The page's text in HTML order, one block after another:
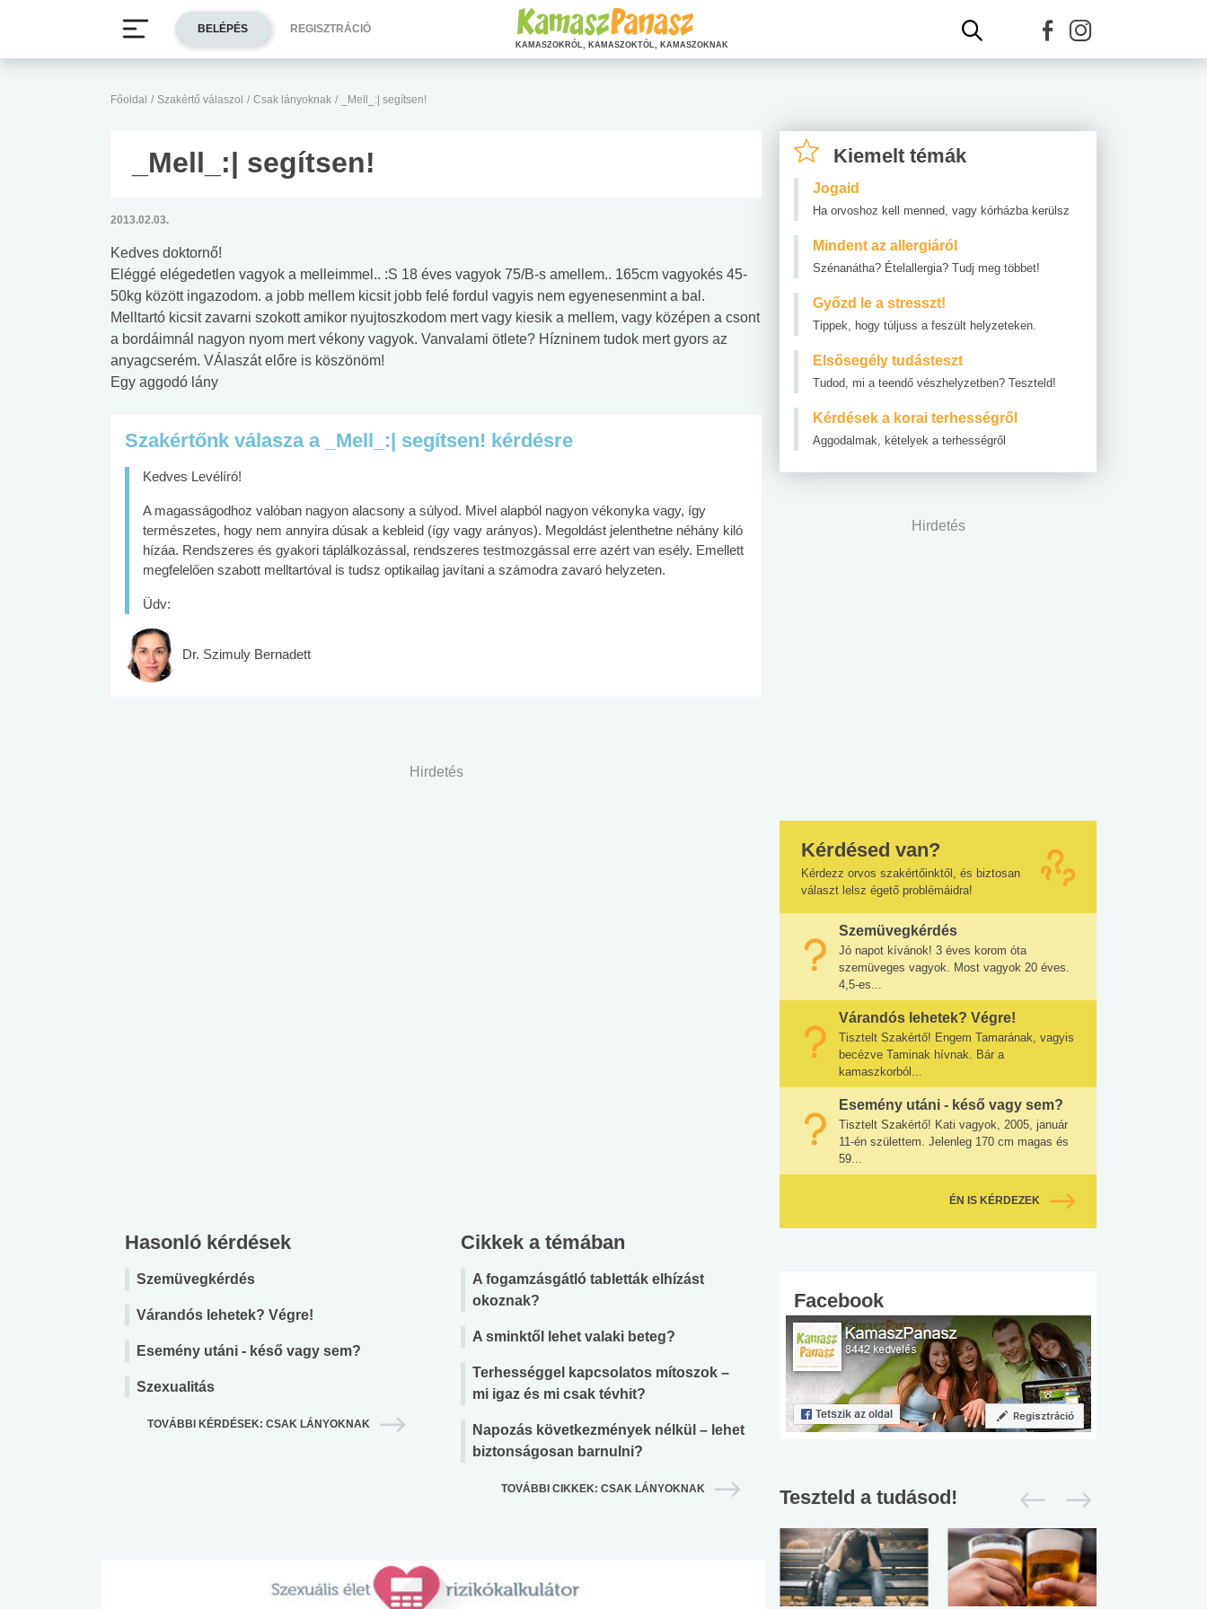
Főoldal / Szakértő válaszol / Csak lányoknak / _Mell_:| segítsen!
_Mell_:| segítsen!
2013.02.03.
Kedves doktornő!
Eléggé elégedetlen vagyok a melleimmel.. :S 18 éves vagyok 75/B-s amellem.. 165cm vagyokés 45-
50kg között ingazodom. a jobb mellem kicsit jobb felé fordul vagyis nem egyenesenmint a bal.
Melltartó kicsit zavarni szokott amikor nyujtoszkodom mert vagy kiesik a mellem, vagy középen a csont
a bordáimnál nagyon nyom mert vékony vagyok. Vanvalami ötlete? Hízninem tudok mert gyors az
anyagcserém. VÁlaszát előre is köszönöm!
Egy aggodó lány
Szakértőnk válasza a _Mell_:| segítsen! kérdésre
Kedves Levélíró!
A magasságodhoz valóban nagyon alacsony a súlyod. Mivel alapból nagyon vékonyka vagy, így
természetes, hogy nem annyira dúsak a kebleid (így vagy arányos). Megoldást jelenthetne néhány kiló
hízáa. Rendszeres és gyakori táplálkozással, rendszeres testmozgással erre azért van esély. Emellett
megfelelően szabott melltartóval is tudsz optikailag javítani a számodra zavaró helyzeten.
Üdv:
Dr. Szimuly Bernadett
Hirdetés
Hasonló kérdések
Szemüvegkérdés
Várandós lehetek? Végre!
Esemény utáni - késő vagy sem?
Szexualitás
TOVÁBBI KÉRDÉSEK: CSAK LÁNYOKNAK
Cikkek a témában
A fogamzásgátló tabletták elhízást
okoznak?
A sminktől lehet valaki beteg?
Terhességgel kapcsolatos mítoszok –
mi igaz és mi csak tévhit?
Napozás következmények nélkül – lehet
biztonságosan barnulni?
TOVÁBBI CIKKEK: CSAK LÁNYOKNAK
Kiemelt témák
Jogaid
Ha orvoshoz kell menned, vagy kórházba kerülsz
Mindent az allergiáról
Szénanátha? Ételallergia? Tudj meg többet!
Győzd le a stresszt!
Tippek, hogy túljuss a feszült helyzeteken.
Elsősegély tudásteszt
Tudod, mi a teendő vészhelyzetben? Teszteld!
Kérdések a korai terhességről
Aggodalmak, kételyek a terhességről
Hirdetés
Kérdésed van?
Kérdezz orvos szakértőinktől, és biztosan
választ lelsz égető problémáidra!
Szemüvegkérdés
Jó napot kívánok! 3 éves korom óta
szemüveges vagyok. Most vagyok 20 éves.
4,5-es...
Várandós lehetek? Végre!
Tisztelt Szakértő! Engem Tamarának, vagyis
becézve Taminak hívnak. Bár a
kamaszkorból...
Esemény utáni - késő vagy sem?
Tisztelt Szakértő! Kati vagyok, 2005, január
11-én születtem. Jelenleg 170 cm magas és
59...
ÉN IS KÉRDEZEK
Facebook
Teszteld a tudásod!
BELÉPÉS REGISZTRÁCIÓ
KAMASZOKRÓL, KAMASZOKTÓL, KAMASZOKNAK